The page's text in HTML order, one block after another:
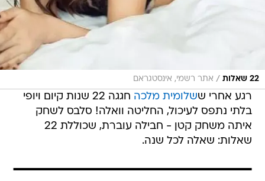
22 שאלות / אתר רשמי, אינסטגראם
רגע אחרי ששלומית מלכה
חגגה 22 שנות קיום ויופי
בלתי נתפס לעיכול, החליטה וואלה! סלבס לשחק
איתה משחק קטן - חבילה עוברת, שכוללת 22
שאלות: שאלה לכל שנה.